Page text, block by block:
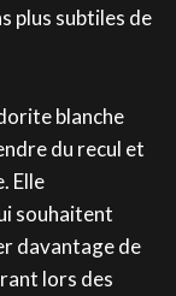
plus subtiles de
blanche
du recul et
Elle
souhaitent
davantage de
lors des